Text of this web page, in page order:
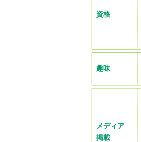
資格
趣味
メディア
掲載